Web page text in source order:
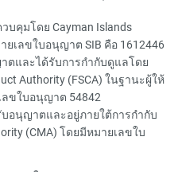
บคุมโดย Cayman Islands
ยเลขใบอนุญาต SIB คือ 1612446
ตและได้รับการกำกับดูแลโดย
Authority (FSCA) ในฐานะผู้ให้
ลขใบอนุญาต 54842
บอนุญาตและอยู่ภายใต้การกำกับ
(CMA) โดยมีหมายเลขใบ